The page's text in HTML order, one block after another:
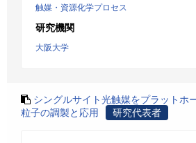
触媒・資源化学プロセス
研究機関
大阪大学
シングルサイト光触媒をプラットホ
粒子の調製と応用
研究代表者